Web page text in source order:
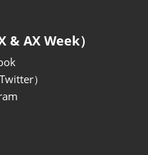
& AX Week）
）